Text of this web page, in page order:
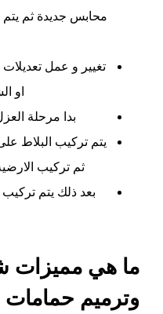
محابس جديدة ثم
تغيير و عمل تعديلات
او
بدا مرحلة
يتم تركيب البلاط
ثم تركيب
بعد ذلك يتم
ما هي مميزات
وترميم